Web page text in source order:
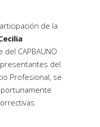
de la
del CAPBAUNO
del
Profesional, se